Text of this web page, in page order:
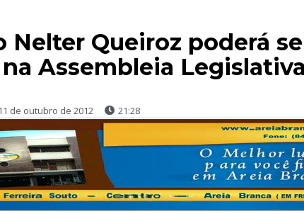
Nelter Queiroz poderá
Assembleia
de outubro de 2012 21:28